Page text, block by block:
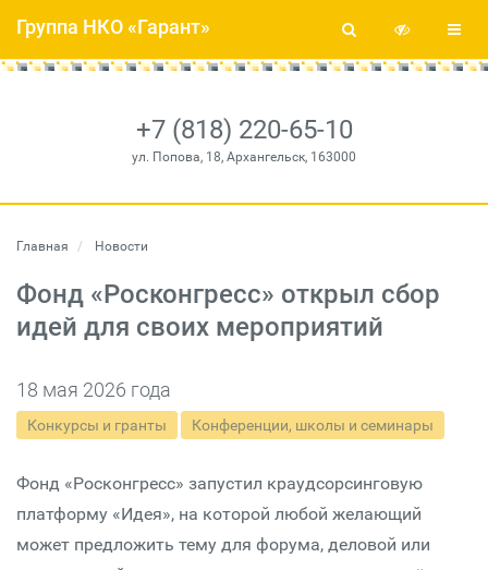
+7 (818) 220-65-10
ул. Попова, 18, Архангельск, 163000
Группа НКО «Гарант»
Главная Новости
Фонд «Росконгресс» открыл сбор
идей для своих мероприятий
18 мая 2026 года
Конкурсы и гранты Конференции, школы и семинары
Фонд «Росконгресс» запустил краудсорсинговую
платформу «Идея», на которой любой желающий
может предложить тему для форума, деловой или